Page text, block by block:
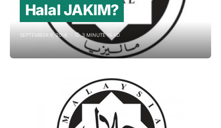
Halal JAKIM?
SEPTEMBER 9, 2016 3 MINUTE READ